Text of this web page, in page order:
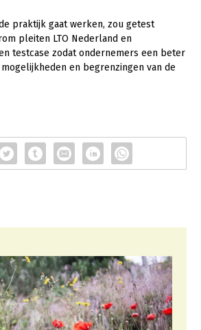
praktijk gaat werken, zou getest
pleiten LTO Nederland en
testcase zodat ondernemers een beter
en begrenzingen van de